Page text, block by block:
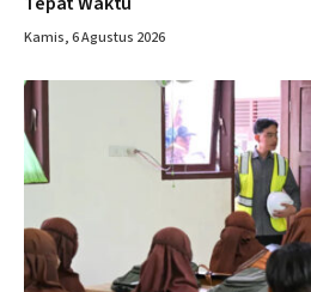
Kamis, 6 Agustus 2026